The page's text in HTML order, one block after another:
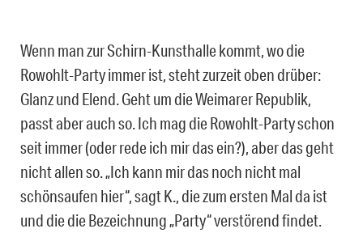
Wenn man zur Schirn-Kunsthalle kommt, wo die
Rowohlt-Party immer ist, steht zurzeit oben drüber:
Glanz und Elend. Geht um die Weimarer Republik,
passt aber auch so. Ich mag die Rowohlt-Party schon
seit immer (oder rede ich mir das ein?), aber das geht
nicht allen so. „Ich kann mir das noch nicht mal
schönsaufen hier“, sagt K., die zum ersten Mal da ist
und die die Bezeichnung „Party“ verstörend findet.